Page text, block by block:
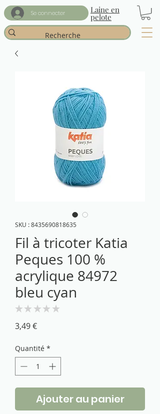
Se connecter Laine en
pelote
SKU : 8435690818635
Fil à tricoter Katia
Peques 100 %
acrylique 84972
bleu cyan
★ ★ ★ ★ ★
3,49 €Prix
Quantité *
Ajouter au panier